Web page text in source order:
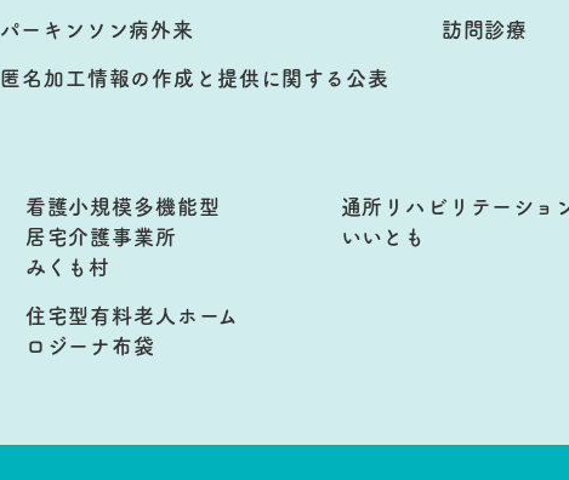
パーキンソン病外来
訪問診療
匿名加工情報の作成と提供に関する公表
看護小規模多機能型
居宅介護事業所
みくも村
通所リハビリテーショ
いいとも
住宅型有料老人ホーム
ロジーナ布袋